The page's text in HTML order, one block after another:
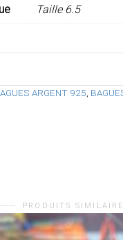
Taille 6.5
ARGENT 925
PRODUITS